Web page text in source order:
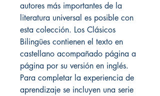
autores más importantes de la
literatura universal es posible con
esta colección. Los Clásicos
Bilingües contienen el texto en
castellano acompañado página a
página por su versión en inglés.
Para completar la experiencia de
aprendizaje se incluyen una serie